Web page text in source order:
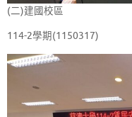
(二)建國校區
114-2學期(1150317)